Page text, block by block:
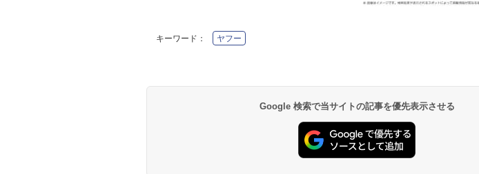
キーワード： ヤフー
Google 検索で当サイトの記事を優先表示させる